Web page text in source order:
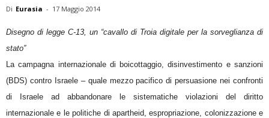
Di Eurasia - 17 Maggio 2014
Disegno di legge C-13, un “cavallo di Troia digitale per la sorveglianza di
stato”
La campagna internazionale di boicottaggio, disinvestimento e sanzioni
(BDS) contro Israele – quale mezzo pacifico di persuasione nei confronti
di Israele ad abbandonare le sistematiche violazioni del diritto
internazionale e le politiche di apartheid, espropriazione, colonizzazione e